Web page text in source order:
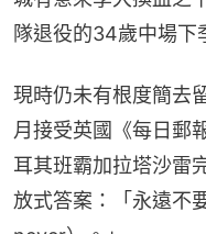
隊退役的34歲中場下
現時仍未有根度簡去
月接受英國《每日郵
耳其班霸加拉塔沙雷
放式答案：「永遠不